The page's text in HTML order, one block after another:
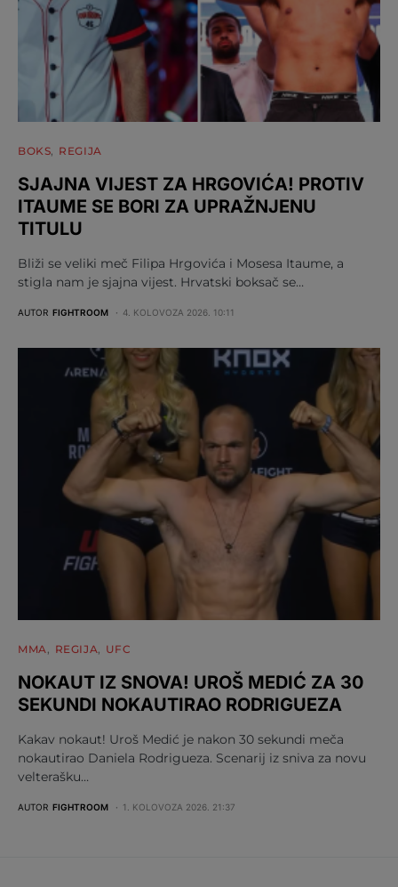
BOKS REGIJA
SJAJNA VIJEST ZA HRGOVIĆA! PROTIV
ITAUME SE BORI ZA UPRAŽNJENU
TITULU
Bliži se veliki meč Filipa Hrgovića i Mosesa Itaume, a
stigla nam je sjajna vijest. Hrvatski boksač se…
AUTOR FIGHTROOM 4. KOLOVOZA 2026. 10:11
MMA REGIJA UFC
NOKAUT IZ SNOVA! UROŠ MEDIĆ ZA 30
SEKUNDI NOKAUTIRAO RODRIGUEZA
Kakav nokaut! Uroš Medić je nakon 30 sekundi meča
nokautirao Daniela Rodrigueza. Scenarij iz sniva za novu
velterašku…
AUTOR FIGHTROOM 1. KOLOVOZA 2026. 21:37